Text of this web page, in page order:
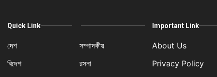
Quick Link
দেশ
বিদেশ
সম্পাদকীয়
রসনা
Important Link
About Us
Privacy Policy